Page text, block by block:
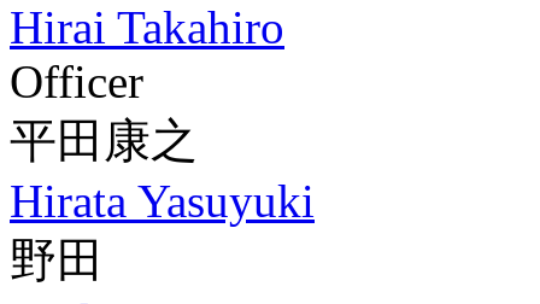
Hirai Takahiro
Officer
平田康之
Hirata Yasuyuki
野田